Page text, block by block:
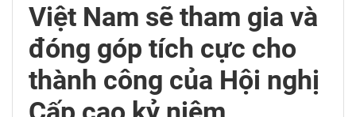
Việt Nam sẽ tham gia và
đóng góp tích cực cho
thành công của Hội nghị